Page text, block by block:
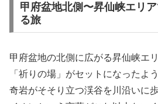
甲府盆地北側〜昇仙峡エリ
る旅
甲府盆地の北側に広がる昇仙峡エ
「祈りの場」がセットになったよ
奇岩がそそり立つ渓谷を川沿いに